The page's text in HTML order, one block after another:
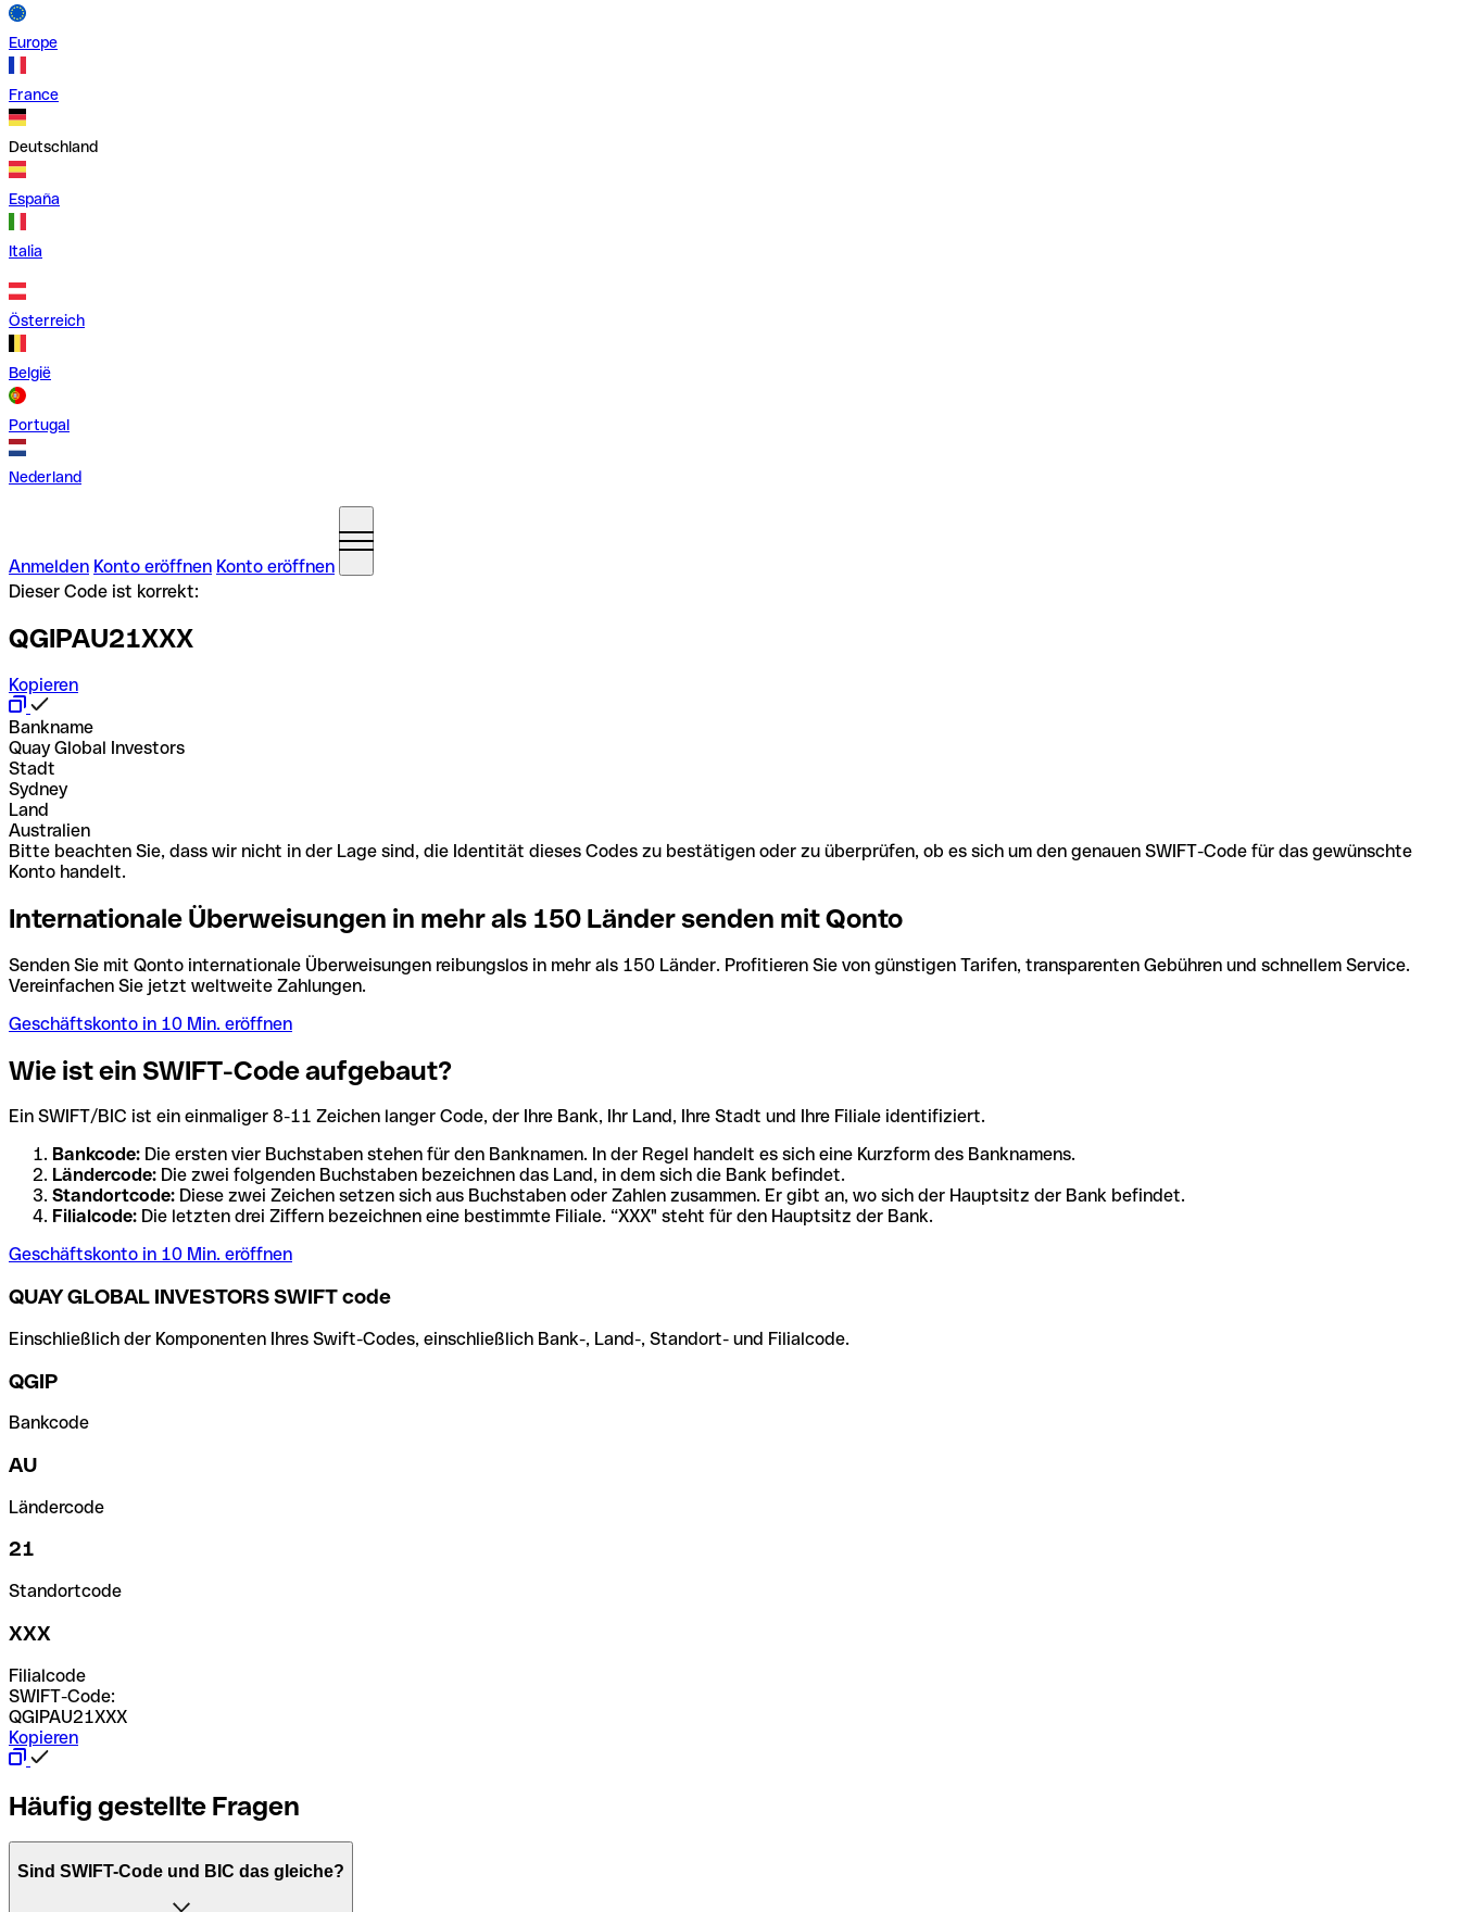
Europe
France
Deutschland
España
Italia
Österreich
België
Portugal
Nederland
Anmelden Konto eröffnen Konto eröffnen
Dieser Code ist korrekt:
QGIPAU21XXX
Kopieren
Bankname
Quay Global Investors
Stadt
Sydney
Land
Australien
Bitte beachten Sie, dass wir nicht in der Lage sind, die Identität dieses Codes zu bestätigen oder zu überprüfen, ob es sich um den genauen SWIFT-Code für das gewünschte
Konto handelt.
Internationale Überweisungen in mehr als 150 Länder senden mit Qonto
Senden Sie mit Qonto internationale Überweisungen reibungslos in mehr als 150 Länder. Profitieren Sie von günstigen Tarifen, transparenten Gebühren und schnellem Service.
Vereinfachen Sie jetzt weltweite Zahlungen.
Geschäftskonto in 10 Min. eröffnen
Wie ist ein SWIFT-Code aufgebaut?
Ein SWIFT/BIC ist ein einmaliger 8-11 Zeichen langer Code, der Ihre Bank, Ihr Land, Ihre Stadt und Ihre Filiale identifiziert.
Bankcode: Die ersten vier Buchstaben stehen für den Banknamen. In der Regel handelt es sich eine Kurzform des Banknamens.
Ländercode: Die zwei folgenden Buchstaben bezeichnen das Land, in dem sich die Bank befindet.
Standortcode: Diese zwei Zeichen setzen sich aus Buchstaben oder Zahlen zusammen. Er gibt an, wo sich der Hauptsitz der Bank befindet.
Filialcode: Die letzten drei Ziffern bezeichnen eine bestimmte Filiale. “XXX" steht für den Hauptsitz der Bank.
Geschäftskonto in 10 Min. eröffnen
QUAY GLOBAL INVESTORS SWIFT code
Einschließlich der Komponenten Ihres Swift-Codes, einschließlich Bank-, Land-, Standort- und Filialcode.
QGIP
Bankcode
AU
Ländercode
21
Standortcode
XXX
Filialcode
SWIFT-Code:
QGIPAU21XXX
Kopieren
Häufig gestellte Fragen
Sind SWIFT-Code und BIC das gleiche?